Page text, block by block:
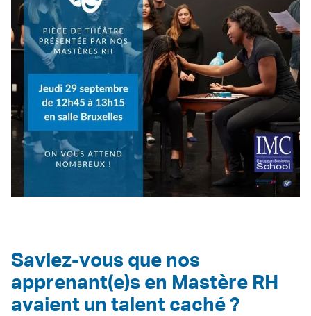
Saviez-vous que nos
apprenant(e)s en Mastère RH
avaient un talent caché ?